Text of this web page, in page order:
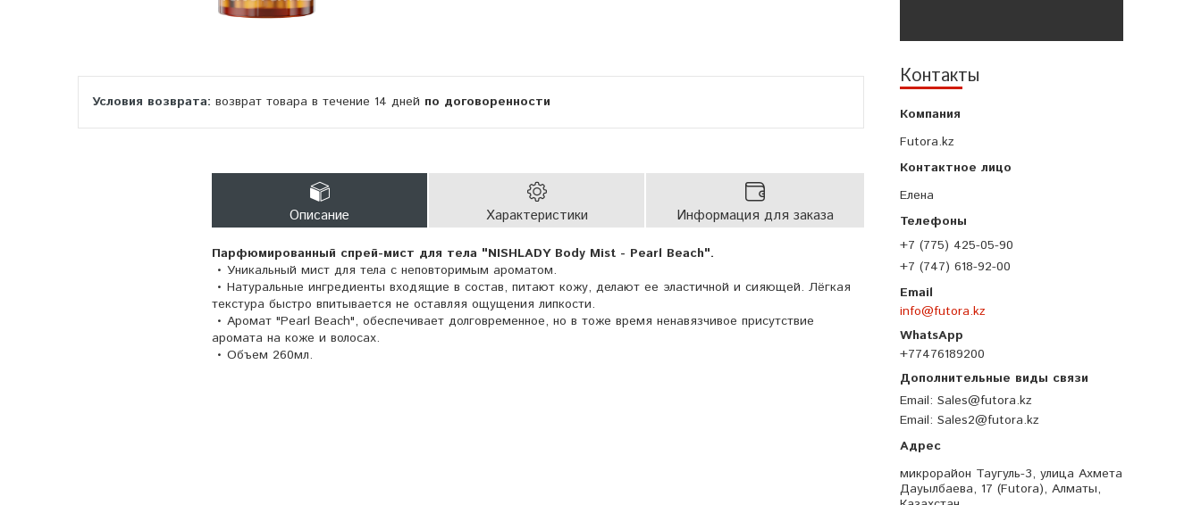
Контакты
Futora.kz
Елена
+7 (775) 425-05-90
+7 (747) 618-92-00
info@futora.kz
+77476189200
Email Sales@futora.kz
Email Sales2@futora.kz
микрорайон Таугуль-3, улица Ахмета
Дауылбаева, 17 (Futora), Алматы,
возврат товара в течение 14 дней по договоренности
Описание Характеристики Информация для заказа
Парфюмированный спрей-мист для тела "NISHLADY Body Mist - Pearl Beach".
• Уникальный мист для тела с неповторимым ароматом.
• Натуральные ингредиенты входящие в состав, питают кожу, делают ее эластичной и сияющей. Лёгкая
текстура быстро впитывается не оставляя ощущения липкости.
• Аромат "Pearl Beach", обеспечивает долговременное, но в тоже время ненавязчивое присутствие
аромата на коже и волосах.
• Объем 260мл.